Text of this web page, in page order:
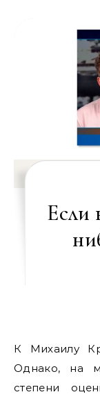
Если
К Михаилу
Однако, на
степени